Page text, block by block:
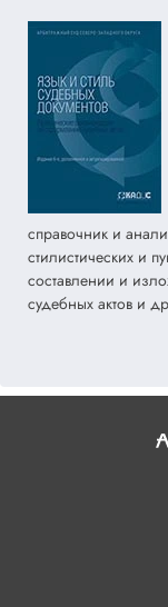
справочник и
стилистических и
составлении и
судебных актов и